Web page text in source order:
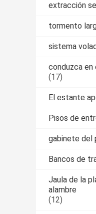
extracción
tormento
sistema
conduzca
(17)
El estante
Pisos de
gabinete del
Bancos de
Jaula de la
alambre
(12)